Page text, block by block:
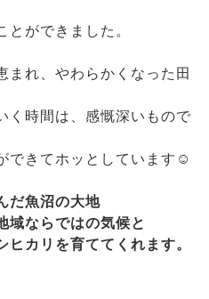
とができました。
まれ、やわらかくなった田
く時間は、感慨深いもので
できてホッとしています☺︎
だ魚沼の大地
域ならではの気候と
ヒカリを育ててくれます。